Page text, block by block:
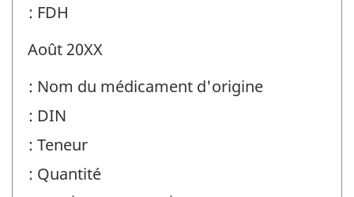
: FDH
Août 20XX
: Nom du médicament d'origine
: DIN
: Teneur
: Quantité